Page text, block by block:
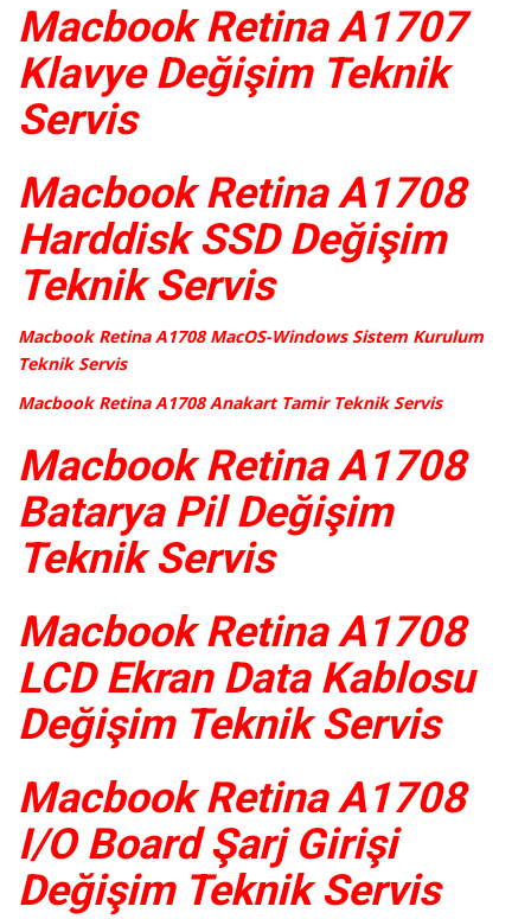
Macbook Retina A1707
Klavye Değişim Teknik
Servis
Macbook Retina A1708
Harddisk SSD Değişim
Teknik Servis
Macbook Retina A1708 MacOS-Windows Sistem Kurulum
Teknik Servis
Macbook Retina A1708 Anakart Tamir Teknik Servis
Macbook Retina A1708
Batarya Pil Değişim
Teknik Servis
Macbook Retina A1708
LCD Ekran Data Kablosu
Değişim Teknik Servis
Macbook Retina A1708
I/O Board Şarj Girişi
Değişim Teknik Servis